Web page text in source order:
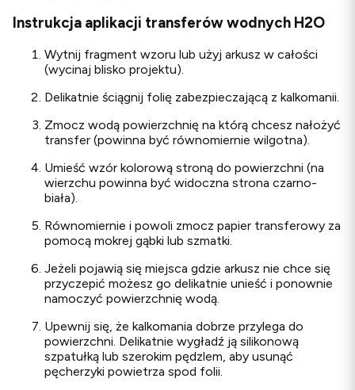
Instrukcja aplikacji transferów wodnych H2O
Wytnij fragment wzoru lub użyj arkusz w całości
(wycinaj blisko projektu).
Delikatnie ściągnij folię zabezpieczającą z kalkomanii.
Zmocz wodą powierzchnię na którą chcesz nałożyć
transfer (powinna być równomiernie wilgotna).
Umieść wzór kolorową stroną do powierzchni (na
wierzchu powinna być widoczna strona czarno-
biała).
Równomiernie i powoli zmocz papier transferowy za
pomocą mokrej gąbki lub szmatki.
Jeżeli pojawią się miejsca gdzie arkusz nie chce się
przyczepić możesz go delikatnie unieść i ponownie
namoczyć powierzchnię wodą.
Upewnij się, że kalkomania dobrze przylega do
powierzchni. Delikatnie wygładź ją silikonową
szpatułką lub szerokim pędzlem, aby usunąć
pęcherzyki powietrza spod folii.